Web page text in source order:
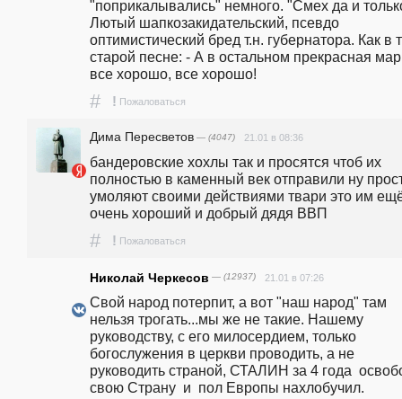
"поприкалывались" немного. "Смех да и
Лютый шапкозакидательский, псевдо
оптимистический бред т.н. губернатора. Как в
старой песне: - А в остальном прекрасная
все хорошо, все хорошо!
# ! Пожаловаться
Дима Пересветов — (4047) 21.01 в 08:36
бандеровские хохлы так и просятся чтоб их
полностью в каменный век отправили ну
умоляют своими действиями твари это им
очень хороший и добрый дядя ВВП
# ! Пожаловаться
Николай Черкесов — (12937) 21.01 в 07:26
Свой народ потерпит, а вот "наш народ" там
нельзя трогать...мы же не такие. Нашему
руководству, с его милосердием, только
богослужения в церкви проводить, а не
руководить страной, СТАЛИН за 4 года
свою Страну  и  пол Европы нахлобучил.